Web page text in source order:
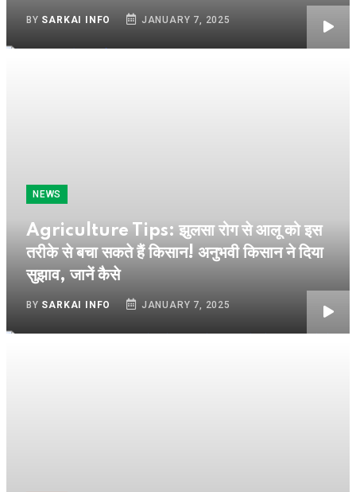
BY SARKAI INFO JANUARY 7, 2025
NEWS
Agriculture Tips: झुलसा रोग से आलू को इस
तरीके से बचा सकते हैं किसान! अनुभवी किसान ने दिया
सुझाव, जानें कैसे
BY SARKAI INFO JANUARY 7, 2025